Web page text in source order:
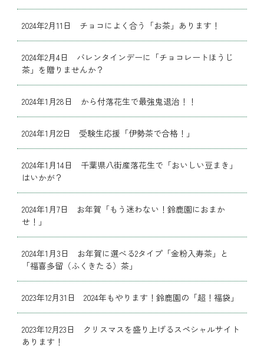
2024年2月11日 チョコによく合う「お茶」あります！
2024年2月4日 バレンタインデーに「チョコレートほうじ
茶」を贈りませんか？
2024年1月28日 から付落花生で最強鬼退治！！
2024年1月22日 受験生応援「伊勢茶で合格！」
2024年1月14日 千葉県八街産落花生で「おいしい豆まき」
はいかが？
2024年1月7日 お年賀「もう迷わない！鈴鹿園におまか
せ！」
2024年1月3日 お年賀に選べる2タイプ「金粉入寿茶」と
「福喜多留（ふくきたる）茶」
2023年12月31日 2024年もやります！鈴鹿園の「超！福袋」
2023年12月23日 クリスマスを盛り上げるスペシャルサイト
あります！